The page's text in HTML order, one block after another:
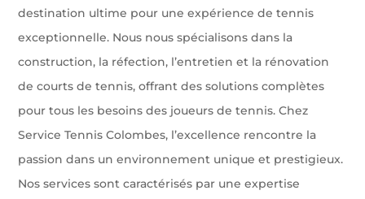
destination ultime pour une expérience de tennis
exceptionnelle. Nous nous spécialisons dans la
construction, la réfection, l’entretien et la rénovation
de courts de tennis, offrant des solutions complètes
pour tous les besoins des joueurs de tennis. Chez
Service Tennis Colombes, l’excellence rencontre la
passion dans un environnement unique et prestigieux.
Nos services sont caractérisés par une expertise